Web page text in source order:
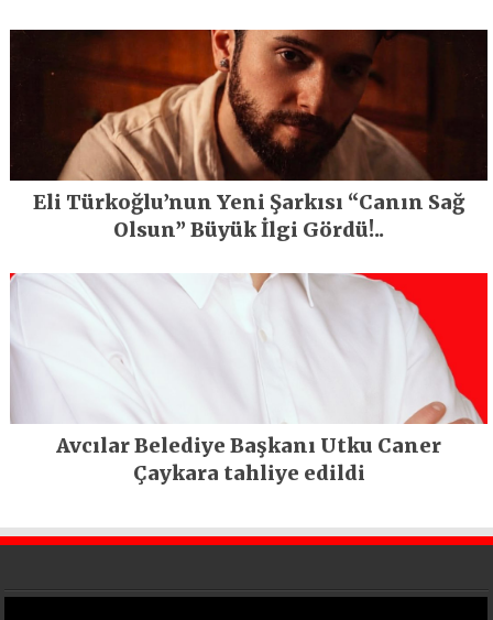
Eli Türkoğlu’nun Yeni Şarkısı “Canın Sağ
Olsun” Büyük İlgi Gördü!..
Avcılar Belediye Başkanı Utku Caner
Çaykara tahliye edildi